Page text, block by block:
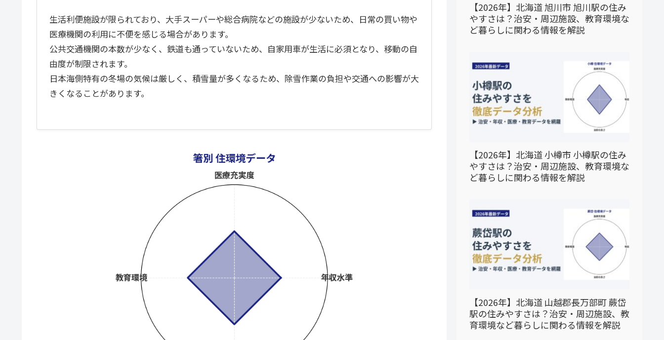
生活利便施設が限られており、大手スーパーや総合病院などの施設が少ないため、日常の買い物や
医療機関の利用に不便を感じる場合があります。
公共交通機関の本数が少なく、鉄道も通っていないため、自家用車が生活に必須となり、移動の自
由度が制限されます。
日本海側特有の冬場の気候は厳しく、積雪量が多くなるため、除雪作業の負担や交通への影響が大
きくなることがあります。
【2026年】北海道 旭川市 旭川駅の住み
やすさは？治安・周辺施設、教育環境な
ど暮らしに関わる情報を解説
【2026年】北海道 小樽市 小樽駅の住み
やすさは？治安・周辺施設、教育環境な
ど暮らしに関わる情報を解説
【2026年】北海道 山越郡長万部町 蕨岱
駅の住みやすさは？治安・周辺施設、教
育環境など暮らしに関わる情報を解説